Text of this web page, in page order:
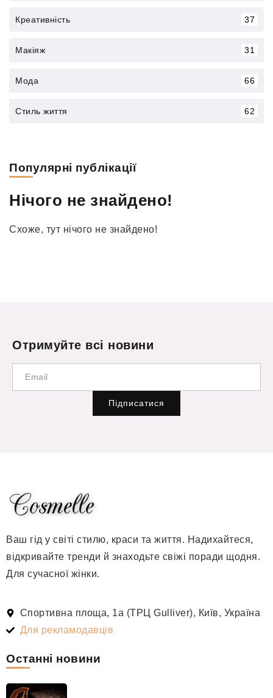
Креативність 37
Макіяж 31
Мода 66
Стиль життя 62
Популярні публікації
Нічого не знайдено!
Схоже, тут нічого не знайдено!
Отримуйте всі новини
Підписатися
Ваш гід у світі стилю, краси та життя. Надихайтеся,
відкривайте тренди й знаходьте свіжі поради щодня.
Для сучасної жінки.
Спортивна площа, 1а (ТРЦ Gulliver), Київ, Україна
Для рекламодавців
Останні новини